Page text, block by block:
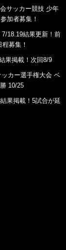
サッカー競技 少年
加者募集！
18.19結果更新！前
募集！
果掲載！次回8/9
カー選手権大会 ベ
10/25
果掲載！5試合が延